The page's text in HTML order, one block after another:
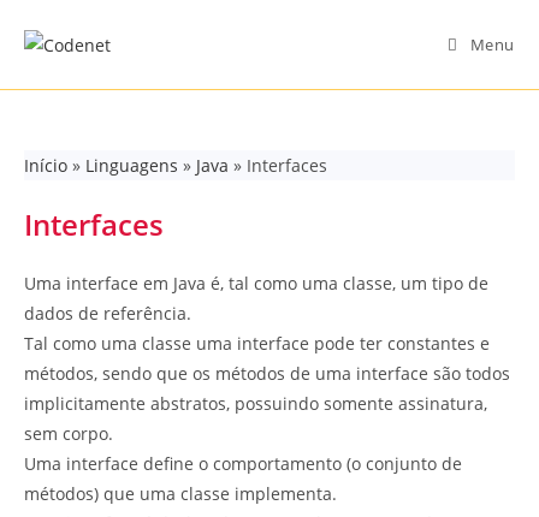
Menu
Início » Linguagens » Java » Interfaces
Interfaces
Uma interface em Java é, tal como uma classe, um tipo de
dados de referência.
Tal como uma classe uma interface pode ter constantes e
métodos, sendo que os métodos de uma interface são todos
implicitamente abstratos, possuindo somente assinatura,
sem corpo.
Uma interface define o comportamento (o conjunto de
métodos) que uma classe implementa.